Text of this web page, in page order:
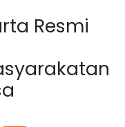
Resmi